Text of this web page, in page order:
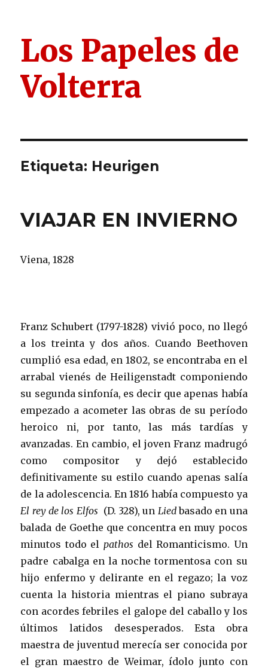
Los Papeles de
Volterra
Etiqueta: Heurigen
VIAJAR EN INVIERNO
Viena, 1828
Franz Schubert (1797-1828) vivió poco, no llegó
a los treinta y dos años. Cuando Beethoven
cumplió esa edad, en 1802, se encontraba en el
arrabal vienés de Heiligenstadt componiendo
su segunda sinfonía, es decir que apenas había
empezado a acometer las obras de su período
heroico ni, por tanto, las más tardías y
avanzadas. En cambio, el joven Franz madrugó
como compositor y dejó establecido
definitivamente su estilo cuando apenas salía
de la adolescencia. En 1816 había compuesto ya
El rey de los Elfos (D. 328), un Liedbasado en una
balada de Goethe que concentra en muy pocos
minutos todo el pathos del Romanticismo. Un
padre cabalga en la noche tormentosa con su
hijo enfermo y delirante en el regazo; la voz
cuenta la historia mientras el piano subraya
con acordes febriles el galope del caballo y los
últimos latidos desesperados. Esta obra
maestra de juventud merecía ser conocida por
el gran maestro de Weimar, ídolo junto con